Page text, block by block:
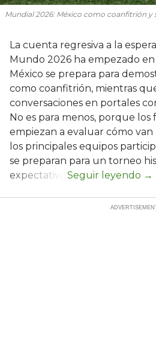
Mundial 2026: México como coanfitrión y
La cuenta regresiva a la
Mundo 2026 ha empezado
México se prepara para
como coanfitrión, mientras
conversaciones en portales
No es para menos, porque
empiezan a evaluar cómo van
los principales equipos
se preparan para un torneo
expectativa.